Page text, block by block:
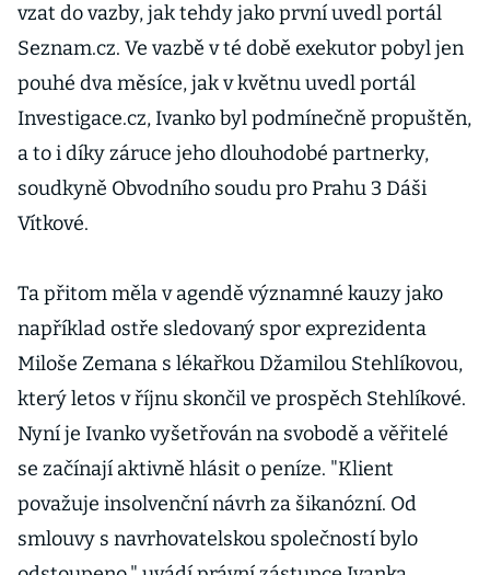
vzat do vazby, jak tehdy jako první uvedl portál
Seznam.cz. Ve vazbě v té době exekutor pobyl jen
pouhé dva měsíce, jak v květnu uvedl portál
Investigace.cz, Ivanko byl podmínečně propuštěn,
a to i díky záruce jeho dlouhodobé partnerky,
soudkyně Obvodního soudu pro Prahu 3 Dáši
Vítkové.
Ta přitom měla v agendě významné kauzy jako
například ostře sledovaný spor exprezidenta
Miloše Zemana s lékařkou Džamilou Stehlíkovou,
který letos v říjnu skončil ve prospěch Stehlíkové.
Nyní je Ivanko vyšetřován na svobodě a věřitelé
se začínají aktivně hlásit o peníze. "Klient
považuje insolvenční návrh za šikanózní. Od
smlouvy s navrhovatelskou společností bylo